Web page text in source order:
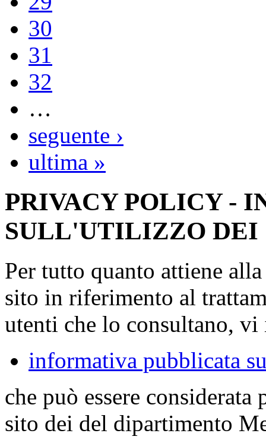
30
31
32
…
seguente ›
ultima »
PRIVACY POLICY -
SULL'UTILIZZO DEI
Per tutto quanto attiene
sito in riferimento al
utenti che lo consultano,
informativa pubblicata
che può essere
sito dei del dipartimento